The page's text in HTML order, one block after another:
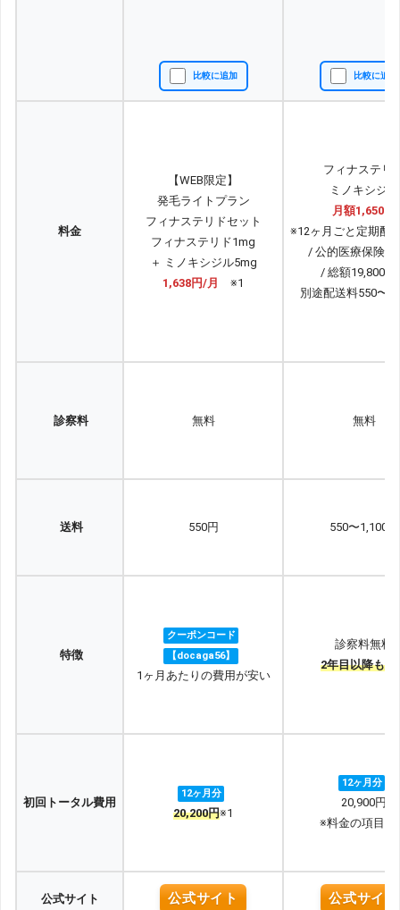
比較に追加 比較に追加
料金
【WEB限定】
発毛ライトプラン
フィナステリドセット
フィナステリド1mg
＋ ミノキシジル5mg
1,638円/月
※1
フィナステリ
ミノキシジル
月額1,650円
※12ヶ月ごと定期配
/ 公的医療保険適
/ 総額19,800円
別途配送料550〜
診察料 無料 無料
送料 550円 550〜1,100円
特徴
クーポンコード
【docaga56】
1ヶ月あたりの費用が安い
診察料無料
2年目以降も安
初回トータル費用
12ヶ月分
20,200円※1
12ヶ月分
20,900円
※料金の項目参
公式サイト 公式サイト 公式サイト